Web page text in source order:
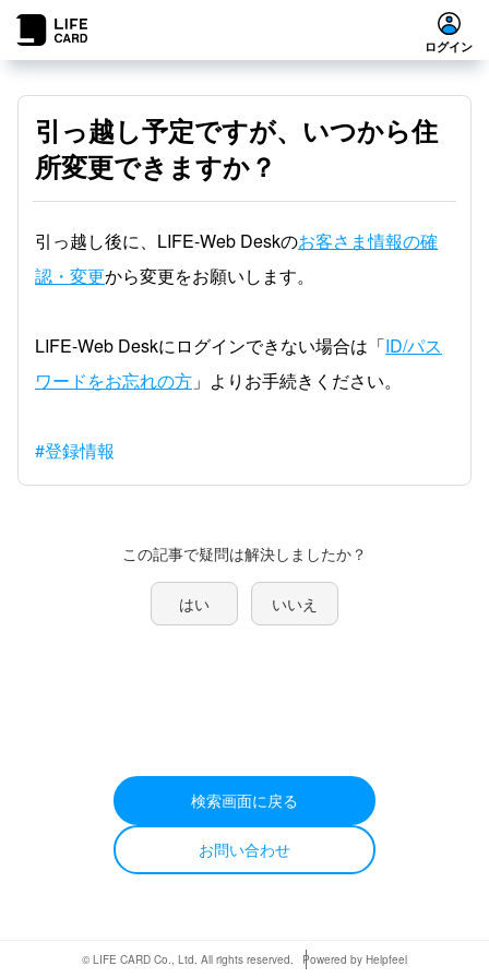
ログイン
引っ越し予定ですが、いつから住
所変更できますか？
引っ越し後に、LIFE-Web Deskのお客さま情報の確
認・変更から変更をお願いします。
LIFE-Web Deskにログインできない場合は「ID/パス
ワードをお忘れの方 」よりお手続きください。
#登録情報
この記事で疑問は解決しましたか？
はい いいえ
検索画面に戻る
お問い合わせ
© LIFE CARD Co., Ltd. All rights reserved. Powered by Helpfeel